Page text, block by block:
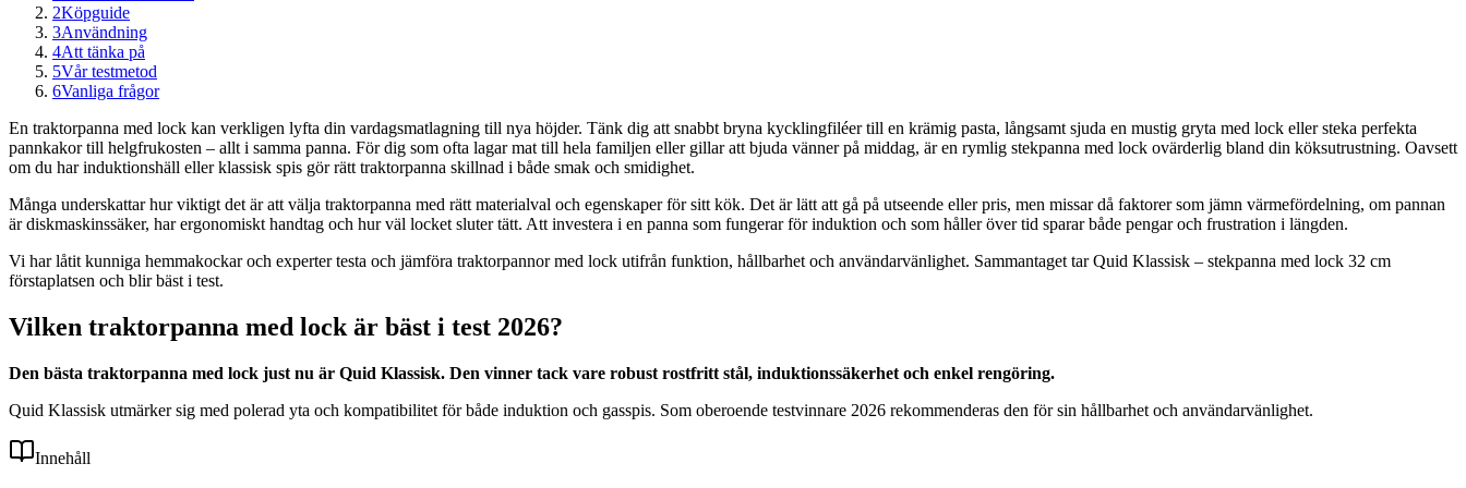
2Köpguide
3Användning
4Att tänka på
5Vår testmetod
6Vanliga frågor
En traktorpanna med lock kan verkligen lyfta din vardagsmatlagning till nya höjder. Tänk dig att snabbt bryna kycklingfiléer till en krämig pasta, långsamt sjuda en mustig gryta med lock eller steka perfekta
pannkakor till helgfrukosten – allt i samma panna. För dig som ofta lagar mat till hela familjen eller gillar att bjuda vänner på middag, är en rymlig stekpanna med lock ovärderlig bland din köksutrustning. Oavsett
om du har induktionshäll eller klassisk spis gör rätt traktorpanna skillnad i både smak och smidighet.
Många underskattar hur viktigt det är att välja traktorpanna med rätt materialval och egenskaper för sitt kök. Det är lätt att gå på utseende eller pris, men missar då faktorer som jämn värmefördelning, om pannan
är diskmaskinssäker, har ergonomiskt handtag och hur väl locket sluter tätt. Att investera i en panna som fungerar för induktion och som håller över tid sparar både pengar och frustration i längden.
Vi har låtit kunniga hemmakockar och experter testa och jämföra traktorpannor med lock utifrån funktion, hållbarhet och användarvänlighet. Sammantaget tar Quid Klassisk – stekpanna med lock 32 cm
förstaplatsen och blir bäst i test.
Vilken traktorpanna med lock är bäst i test 2026?
Den bästa traktorpanna med lock just nu är Quid Klassisk. Den vinner tack vare robust rostfritt stål, induktionssäkerhet och enkel rengöring.
Quid Klassisk utmärker sig med polerad yta och kompatibilitet för både induktion och gasspis. Som oberoende testvinnare 2026 rekommenderas den för sin hållbarhet och användarvänlighet.
Innehåll